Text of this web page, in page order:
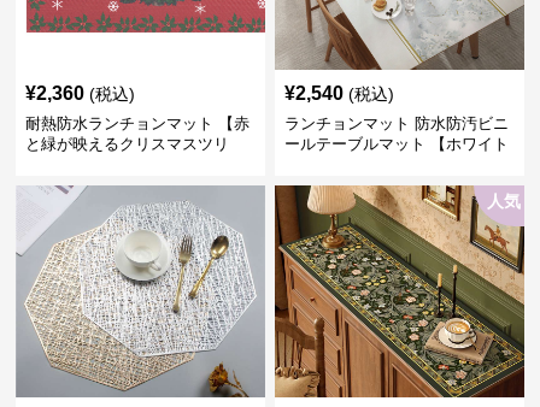
¥2,360 (税込)
耐熱防水ランチョンマット 【赤
と緑が映えるクリスマスツリ
¥2,540 (税込)
ランチョンマット 防水防汚ビニ
ールテーブルマット 【ホワイト
人気